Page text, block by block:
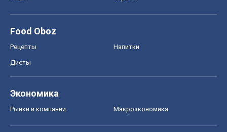
Food Oboz
Рецепты Напитки
Диеты
Экономика
Рынки и компании Mакроэкономика